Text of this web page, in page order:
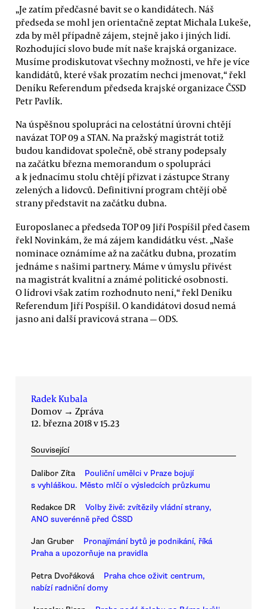
„Je zatím předčasné bavit se o kandidátech. Náš
předseda se mohl jen orientačně zeptat Michala Lukeše,
zda by měl případně zájem, stejně jako i jiných lidí.
Rozhodující slovo bude mít naše krajská organizace.
Musíme prodiskutovat všechny možnosti, ve hře je více
kandidátů, které však prozatím nechci jmenovat,“ řekl
Deníku Referendum předseda krajské organizace ČSSD
Petr Pavlík.
Na úspěšnou spolupráci na celostátní úrovni chtějí
navázat TOP 09 a STAN. Na pražský magistrát totiž
budou kandidovat společně, obě strany podepsaly
na začátku března memorandum o spolupráci
a k jednacímu stolu chtějí přizvat i zástupce Strany
zelených a lidovců. Definitivní program chtějí obě
strany představit na začátku dubna.
Europoslanec a předseda TOP 09 Jiří Pospíšil před časem
řekl Novinkám, že má zájem kandidátku vést. „Naše
nominace oznámíme až na začátku dubna, prozatím
jednáme s našimi partnery. Máme v úmyslu přivést
na magistrát kvalitní a známé politické osobnosti.
O lídrovi však zatím rozhodnuto není,“ řekl Deníku
Referendum Jiří Pospíšil. O kandidátovi dosud nemá
jasno ani další pravicová strana — ODS.
Radek Kubala
Domov → Zpráva
12. března 2018 v 15.23
Související
Dalibor Zíta
Pouliční umělci v Praze bojují
s vyhláškou. Město mlčí o výsledcích průzkumu
Redakce DR
Volby živě: zvítězily vládní strany,
ANO suverénně před ČSSD
Jan Gruber
Pronajímání bytů je podnikání, říká
Praha a upozorňuje na pravidla
Petra Dvořáková
Praha chce oživit centrum,
nabízí radniční domy